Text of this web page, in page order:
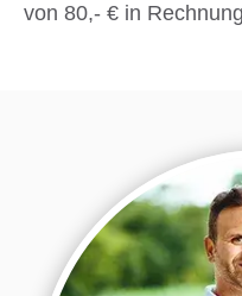
von 80,- € in